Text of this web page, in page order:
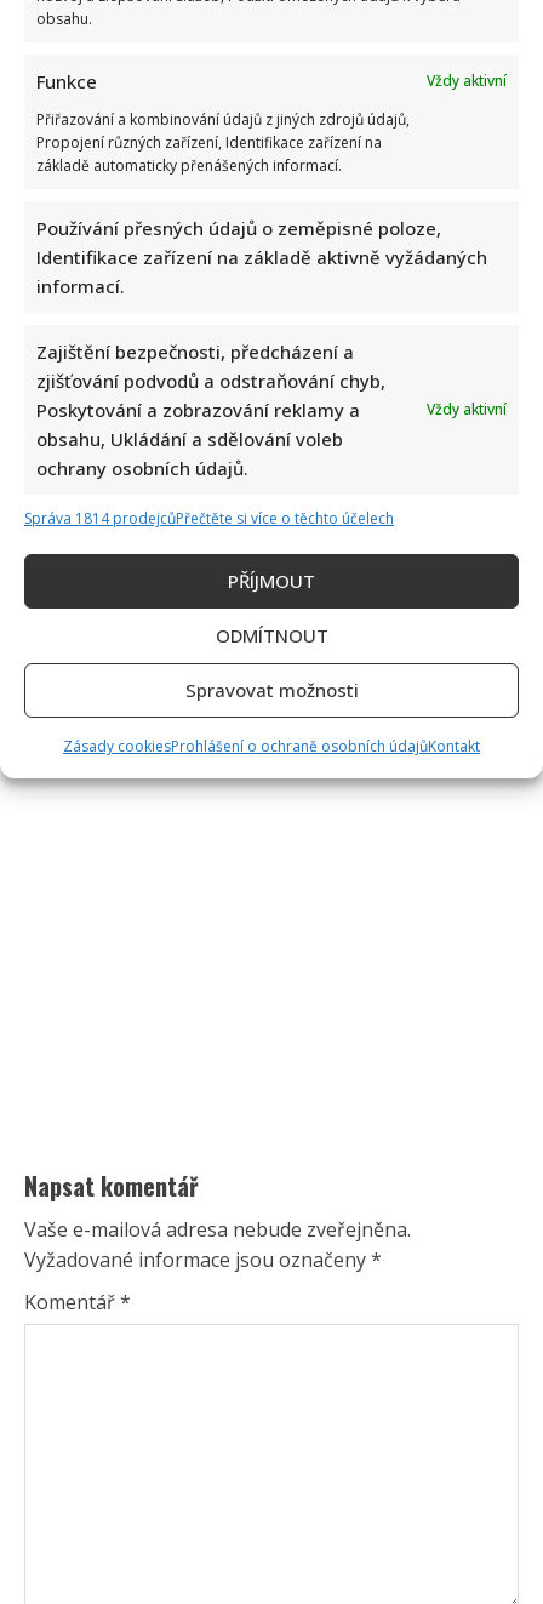
obsahu.
Funkce
Vždy aktivní
Přiřazování a kombinování údajů z jiných zdrojů údajů,
Propojení různých zařízení, Identifikace zařízení na
základě automaticky přenášených informací.
Používání přesných údajů o zeměpisné poloze,
Identifikace zařízení na základě aktivně vyžádaných
informací.
Zajištění bezpečnosti, předcházení a
zjišťování podvodů a odstraňování chyb,
Poskytování a zobrazování reklamy a
obsahu, Ukládání a sdělování voleb
ochrany osobních údajů.
Vždy aktivní
Správa 1814 prodejcůPřečtěte si více o těchto účelech
PŘÍJMOUT
ODMÍTNOUT
Spravovat možnosti
Zásady cookiesProhlášení o ochraně osobních údajůKontakt
Napsat komentář
Vaše e-mailová adresa nebude zveřejněna.
Vyžadované informace jsou označeny*
Komentář*